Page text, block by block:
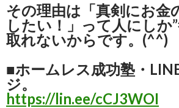
その理由は「真剣にお金
したい！」って人にしか
取れないからです。(^^)
■ホームレス成功塾・
ジ。
https://lin.ee/cCJ3WOI